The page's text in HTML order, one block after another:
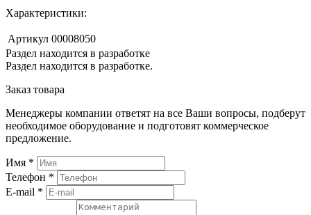
Характеристики:
Артикул 00008050
Раздел находится в разработке
Раздел находится в разработке.
Заказ товара
Менеджеры компании ответят на все Ваши вопросы, подберут
необходимое оборудование и подготовят коммерческое
предложение.
Имя *
Телефон *
E-mail *